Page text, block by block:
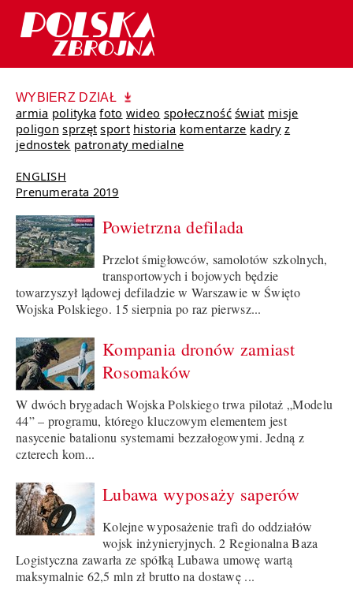
WYBIERZ DZIAŁ
armia polityka foto wideo społeczność świat misje
poligon sprzęt sport historia komentarze kadry z
jednostek patronaty medialne
ENGLISH
Prenumerata 2019
Powietrzna defilada
Przelot śmigłowców, samolotów szkolnych,
transportowych i bojowych będzie
towarzyszył lądowej defiladzie w Warszawie w Święto
Wojska Polskiego. 15 sierpnia po raz pierwsz...
Kompania dronów zamiast
Rosomaków
W dwóch brygadach Wojska Polskiego trwa pilotaż „Modelu
44” – programu, którego kluczowym elementem jest
nasycenie batalionu systemami bezzałogowymi. Jedną z
czterech kom...
Lubawa wyposaży saperów
Kolejne wyposażenie trafi do oddziałów
wojsk inżynieryjnych. 2 Regionalna Baza
Logistyczna zawarła ze spółką Lubawa umowę wartą
maksymalnie 62,5 mln zł brutto na dostawę ...